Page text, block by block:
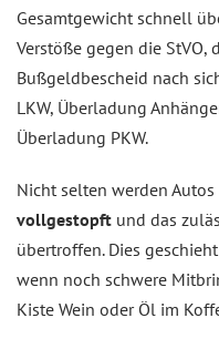
Gesamtgewicht schnell
Verstöße gegen die
Bußgeldbescheid nach
LKW, Überladung
Überladung PKW.
Nicht selten werden
vollgestopft und das
übertroffen. Dies
wenn noch schwere
Kiste Wein oder Öl im